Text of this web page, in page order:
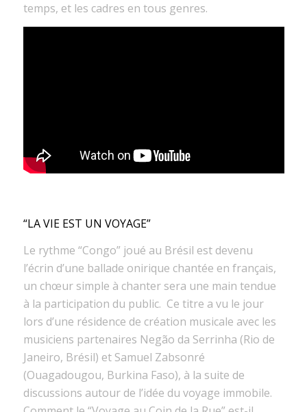
temps, et les cadres en tous genres.
“LA VIE EST UN VOYAGE”
Le rythme “Congo” joué au Brésil est devenu
l’écrin d’une ballade onirique chantée en français,
un chœur simple à chanter sera une main tendue
à la participation du public. Ce titre a vu le jour
lors d’une résidence de création musicale avec les
musiciens partenaires Negão da Serrinha (Rio de
Janeiro, Brésil) et Samuel Zabsonré
(Ouagadougou, Burkina Faso), à la suite de
discussions autour de l’idée du voyage immobile.